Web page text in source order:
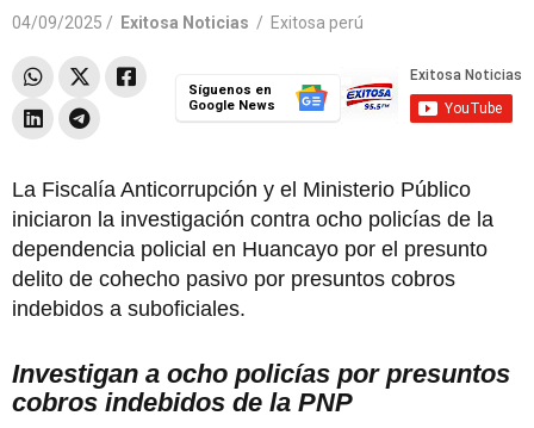
04/09/2025 / Exitosa Noticias / Exitosa perú
Síguenos en
Google News
La Fiscalía Anticorrupción y el Ministerio Público
iniciaron la investigación contra ocho policías de la
dependencia policial en Huancayo por el presunto
delito de cohecho pasivo por presuntos cobros
indebidos a suboficiales.
Investigan a ocho policías por presuntos
cobros indebidos de la PNP